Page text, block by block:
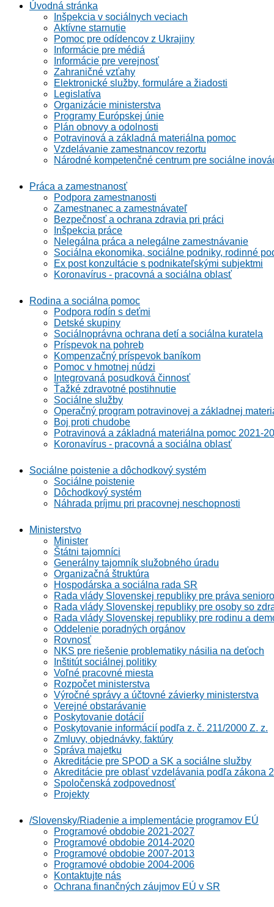
Úvodná stránka
Inšpekcia v sociálnych veciach
Aktívne starnutie
Pomoc pre odídencov z Ukrajiny
Informácie pre médiá
Informácie pre verejnosť
Zahraničné vzťahy
Elektronické služby, formuláre a žiadosti
Legislatíva
Organizácie ministerstva
Programy Európskej únie
Plán obnovy a odolnosti
Potravinová a základná materiálna pomoc
Vzdelávanie zamestnancov rezortu
Národné kompetenčné centrum pre sociálne
Práca a zamestnanosť
Podpora zamestnanosti
Zamestnanec a zamestnávateľ
Bezpečnosť a ochrana zdravia pri práci
Inšpekcia práce
Nelegálna práca a nelegálne zamestnávanie
Sociálna ekonomika, sociálne podniky, rodinné
Ex post konzultácie s podnikateľskými subjektmi
Koronavírus - pracovná a sociálna oblasť
Rodina a sociálna pomoc
Podpora rodín s deťmi
Detské skupiny
Sociálnoprávna ochrana detí a sociálna kuratela
Príspevok na pohreb
Kompenzačný príspevok baníkom
Pomoc v hmotnej núdzi
Integrovaná posudková činnosť
Ťažké zdravotné postihnutie
Sociálne služby
Operačný program potravinovej a základnej
Boj proti chudobe
Potravinová a základná materiálna pomoc 2021-
Koronavírus - pracovná a sociálna oblasť
Sociálne poistenie a dôchodkový systém
Sociálne poistenie
Dôchodkový systém
Náhrada príjmu pri pracovnej neschopnosti
Ministerstvo
Minister
Štátni tajomníci
Generálny tajomník služobného úradu
Organizačná štruktúra
Hospodárska a sociálna rada SR
Rada vlády Slovenskej republiky pre práva
Rada vlády Slovenskej republiky pre osoby so
Rada vlády Slovenskej republiky pre rodinu a
Oddelenie poradných orgánov
Rovnosť
NKS pre riešenie problematiky násilia na deťoch
Inštitút sociálnej politiky
Voľné pracovné miesta
Rozpočet ministerstva
Výročné správy a účtovné závierky ministerstva
Verejné obstarávanie
Poskytovanie dotácií
Poskytovanie informácií podľa z. č. 211/2000 Z. z.
Zmluvy, objednávky, faktúry
Správa majetku
Akreditácie pre SPOD a SK a sociálne služby
Akreditácie pre oblasť vzdelávania podľa zákona
Spoločenská zodpovednosť
Projekty
/Slovensky/Riadenie a implementácie programov EÚ
Programové obdobie 2021-2027
Programové obdobie 2014-2020
Programové obdobie 2007-2013
Programové obdobie 2004-2006
Kontaktujte nás
Ochrana finančných záujmov EÚ v SR